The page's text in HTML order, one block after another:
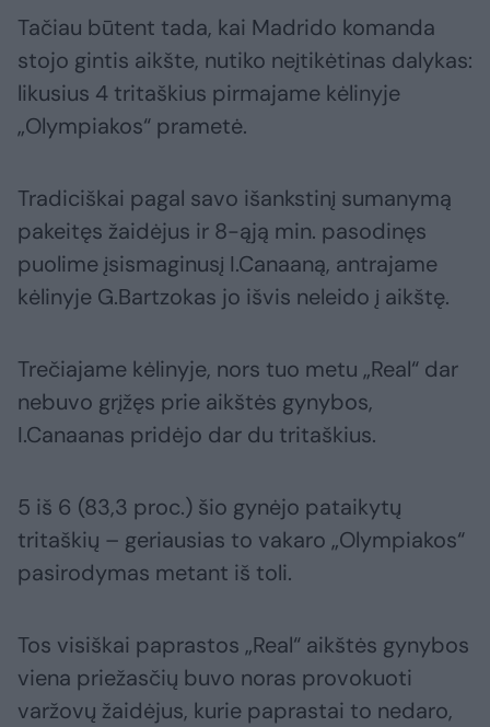
Tačiau būtent tada, kai Madrido komanda
stojo gintis aikšte, nutiko neįtikėtinas dalykas:
likusius 4 tritaškius pirmajame kėlinyje
„Olympiakos“ prametė.
Tradiciškai pagal savo išankstinį sumanymą
pakeitęs žaidėjus ir 8-ąją min. pasodinęs
puolime įsismaginusį I.Canaaną, antrajame
kėlinyje G.Bartzokas jo išvis neleido į aikštę.
Trečiajame kėlinyje, nors tuo metu „Real“ dar
nebuvo grįžęs prie aikštės gynybos,
I.Canaanas pridėjo dar du tritaškius.
5 iš 6 (83,3 proc.) šio gynėjo pataikytų
tritaškių – geriausias to vakaro „Olympiakos“
pasirodymas metant iš toli.
Tos visiškai paprastos „Real“ aikštės gynybos
viena priežasčių buvo noras provokuoti
varžovų žaidėjus, kurie paprastai to nedaro,